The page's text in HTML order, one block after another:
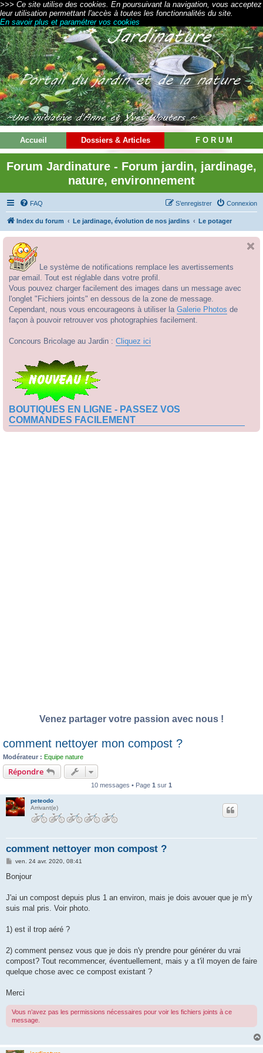
>>> Ce site utilise des cookies. En poursuivant la navigation, vous acceptez
leur utilisation permettant l'accès à toutes les fonctionnalités du site.
En savoir plus et paramétrer vos cookies
Accueil Dossiers & Articles F O R U M
Forum Jardinature - Forum jardin, jardinage,
nature, environnement
FAQ Connexion
S’enregistrer
Index du forum Le jardinage, évolution de nos jardins Le potager
Le système de notifications remplace les avertissements
par email. Tout est réglable dans votre profil.
Vous pouvez charger facilement des images dans un message avec
l'onglet "Fichiers joints" en dessous de la zone de message.
Cependant, nous vous encourageons à utiliser la Galerie Photos de
façon à pouvoir retrouver vos photographies facilement.
Concours Bricolage au Jardin : Cliquez ici
BOUTIQUES EN LIGNE - PASSEZ VOS
COMMANDES FACILEMENT
Venez partager votre passion avec nous !
comment nettoyer mon compost ?
Modérateur : Equipe nature
Répondre
10 messages • Page 1 sur 1
peteodo
Arrivant(e)
comment nettoyer mon compost ?
M
s
g
ven. 24 avr. 2020, 08:41
Bonjour
J'ai un compost depuis plus 1 an environ, mais je dois avouer que je m'y
suis mal pris. Voir photo.
1) est il trop aéré ?
2) comment pensez vous que je dois n'y prendre pour générer du vrai
compost? Tout recommencer, éventuellement, mais y a t'il moyen de faire
quelque chose avec ce compost existant ?
Merci
Vous n’avez pas les permissions nécessaires pour voir les fichiers joints à ce
message.